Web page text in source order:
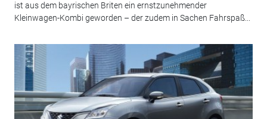
ist aus dem bayrischen Briten ein ernstzunehmender
Kleinwagen-Kombi geworden – der zudem in Sachen Fahrspaß...